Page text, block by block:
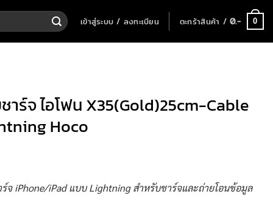
เข้าสู่ระบบ / ลงทะเบียน ตะกร้าสินค้า /0.- 0
าร์จ ไอโฟน X35(Gold)25cm-Cable
Hoco
ร์จ iPhone/iPad แบบ Lightning สำหรับชาร์จและถ่ายโอนข้อมูล